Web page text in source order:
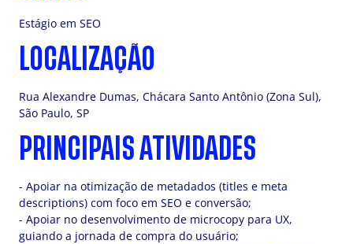
Estágio em SEO
LOCALIZAÇÃO
Rua Alexandre Dumas, Chácara Santo Antônio (Zona Sul),
São Paulo, SP
PRINCIPAIS ATIVIDADES
- Apoiar na otimização de metadados (titles e meta
descriptions) com foco em SEO e conversão;
- Apoiar no desenvolvimento de microcopy para UX,
guiando a jornada de compra do usuário;